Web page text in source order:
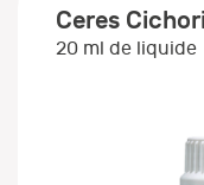
Ceres
20 ml de liquide